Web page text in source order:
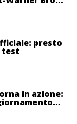
presto
test
in azione: